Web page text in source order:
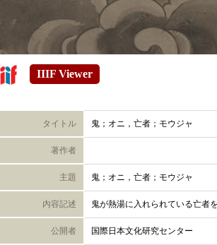
IIIF Viewer
タイトル 鬼；オニ，亡者；モウジャ
著作者
主題 鬼；オニ，亡者；モウジャ
内容記述 鬼が熱湯に入れられている亡者
公開者 国際日本文化研究センター